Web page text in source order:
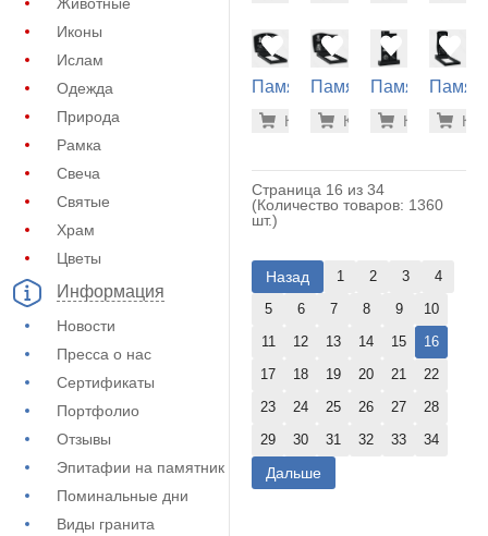
Иконы
Ислам
Одежда
Природа
Рамка
Свеча
Святые
Храм
Цветы
Информация
Новости
Пресса о нас
Сертификаты
Портфолио
Отзывы
Эпитафии на памятник
Поминальные дни
Виды гранита
Памятник
могилу
-7% 35.600
Купить
Памятник
могилу
-7%
Купить
Памятник
могилу
-
Купитьмогилу
Страница 16 из 34
(Количество товаров: 1360
шт.)
Назад 1 2 3
4
5
6 7 8 9
10
11
12 13 14 15
16
17
18 19 20 21
22
23
24 25 26 27
28
29
30 31 32 33 34
Дальше